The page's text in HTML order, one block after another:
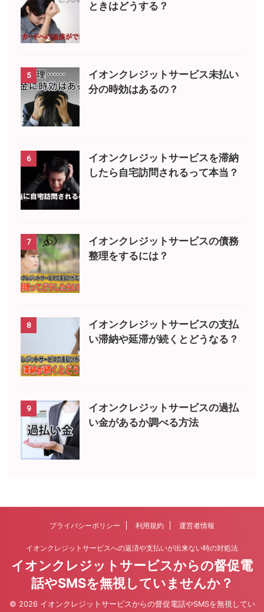
ときはどうする？
5
イオンクレジットサービス未払い
分の時効はあるの？
6
イオンクレジットサービスを滞納
したら自宅訪問されるって本当？
7
イオンクレジットサービスの債務
整理をするには？
8
イオンクレジットサービスの支払
い滞納や延滞が続くとどうなる？
9
イオンクレジットサービスの過払
い金があるか調べる方法
プライバシーポリシー 利用規約 運営者情報
イオンクレジットサービスへの返済や支払いが出来ない時の対処法
イオンクレジットサービスからの督促電
話やSMSを無視していませんか？
© 2026 イオンクレジットサービスからの督促電話やSMSを無視してい